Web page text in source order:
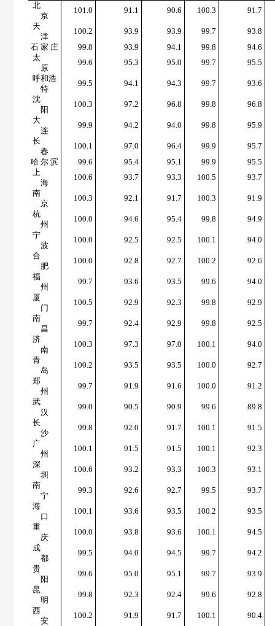
北
京
101.0 91.1 90.6 100.3
91.7
天
津
100.2 93.9 93.9 99.7
93.8
石 家 庄
99.8 93.9 94.1 99.8
94.6
太
原
99.6 95.3 95.0 99.7
95.5
呼和浩
特
99.5 94.1 94.3 99.7
93.6
沈
阳
100.3 97.2 96.8 99.8
96.8
大
连
99.9 94.2 94.0 99.8
95.9
长
春
100.1 97.0 96.4 99.9
95.7
哈 尔 滨
99.6 95.4 95.1 99.9
95.5
上
海
100.6 93.7 93.3 100.5
93.7
南
京
100.3 92.1 91.7 100.3
91.9
杭
州
100.0 94.6 95.4 99.8
94.9
宁
波
100.0 92.5 92.5 100.1
94.0
合
肥
100.0 92.8 92.7 100.2
92.6
福
州
99.7 93.6 93.5 99.6
94.0
厦
门
100.5 92.9 92.3 99.8
92.9
南
昌
99.7 92.4 92.9 99.8
92.5
济
南
100.3 97.3 97.0 100.1
94.0
青
岛
100.2 93.5 93.5 100.0
92.7
郑
州
99.7 91.9 91.6 100.0
91.2
武
汉
99.0 90.5 90.9 99.6
89.8
长
沙
99.8 92.0 91.7 100.1
91.5
广
州
100.1 91.5 91.5 100.1
92.3
深
圳
100.6 93.2 93.3 100.3
93.1
南
宁
99.3 92.6 92.7 99.5
93.7
海
口
100.1 93.6 93.5 100.2
93.5
重
庆
100.0 93.8 93.6 100.1
94.5
成
都
99.5 94.0 94.5 99.7
94.2
贵
阳
99.6 95.0 95.1 99.7
93.9
昆
明
99.8 92.3 92.4 99.6
92.8
西
安
100.2 91.9 91.7 100.1
90.4